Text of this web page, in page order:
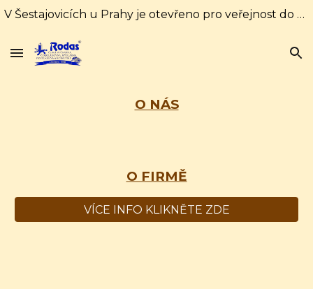
V Šestajovicích u Prahy je otevřeno pro veřejnost do 31. srpna každý den od 10:00 do 16:00 hodin. Od 1. září pouze soboty a neděle od 10:00 do 18:00
O NÁS
O FIRMĚ
VÍCE INFO KLIKNĚTE ZDE